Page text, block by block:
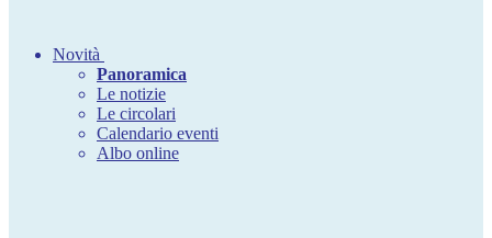
Novità
Panoramica
Le notizie
Le circolari
Calendario eventi
Albo online